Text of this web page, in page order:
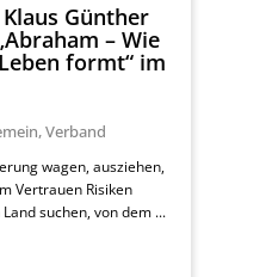
Günther
– Wie
formt“ im
,Verband
wagen, ausziehen,
Vertrauen Risiken
suchen, von dem ...